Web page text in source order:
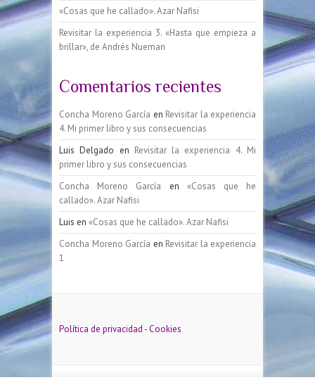
«Cosas que he callado». Azar Nafisi
Revisitar la experiencia 3. «Hasta que empieza a
brillar», de Andrés Nueman
Comentarios recientes
Concha Moreno García en Revisitar la experiencia
4. Mi primer libro y sus consecuencias
Luis Delgado en Revisitar la experiencia 4. Mi
primer libro y sus consecuencias
Concha Moreno García en «Cosas que he
callado». Azar Nafisi
Luis en «Cosas que he callado». Azar Nafisi
Concha Moreno García en Revisitar la experiencia
1
Política de privacidad -Cookies